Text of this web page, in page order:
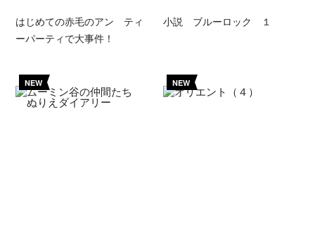
はじめての赤毛のアン ティ
ーパーティで大事件！
小説 ブルーロック １
NEW NEW